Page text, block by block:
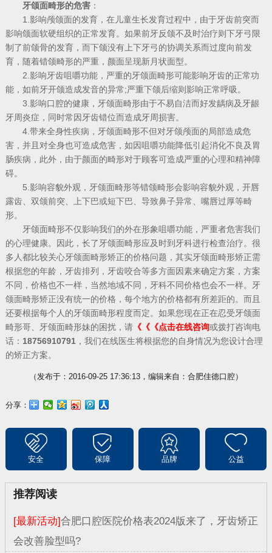
牙颌面畸形的危害：
1.影响颅颌面的发育，在儿童生长发育过程中，由于牙齿前突而
影响颌面软硬组织的正常发育。如果前牙反颌不及时治疗则下牙弓限
制了前颌骨的发育，而下颌没有上下牙弓的协调关系而过度向前发
育，随着错颌畸形的严重，颜面呈现新月状面型。
2.影响牙齿咀嚼功能，严重的牙颌面畸形可能影响牙齿的正常功
能，如前牙开颌造成发音的异常;严重下颌后缩则影响正常呼吸。
3.影响口腔的健康，牙颌面畸形由于不易自洁而好发龋病及牙龈
牙周炎症，同时常因牙齿错位而造成牙周损害。
4.带来全身性疾病，牙颌面畸形不但对牙颌颅面的局部造成危
害，并且对全身也可造成危害，如因咀嚼功能降低引起消化不良及胃
肠疾病，此外，由于颜面的畸形对于顾客可造成严重的心理和精神障
碍。
5.影响容貌外观，牙颌面畸形等错颌畸形会影响容貌外观，开唇
露齿、双颌前突、上下巴或短下巴、导致鼻子异常、嘴唇过厚等畸
形。
牙颌面畸形不仅影响我们的外在形象咀嚼功能，严重者危害我们
的心理健康。因此，长了牙颌面畸形应及时到牙科进行检查治疗。很
多人都比较关心牙颌面畸形矫正的价格问题，其实牙颌面畸形矫正需
根据您的年龄，牙齿排列，牙齿咬合等多方面因素来确定方案，方案
不同，价格也不一样，当然地域不同，牙科不同价格也会不一样。牙
颌面畸形矫正没有统一的价格，每个地方的价格都有所差距的。而且
还要根据每个人的牙颌面畸形程度而定。如果您现在正在忍受牙颌面
畸形哥、牙颌面畸形妹的困扰，请《《《点击在线咨询或拨打咨询电
话： 18756910791 ，我们在线医生将根据您的自身情况为您设计合理
的矫正方案。
（发布于：2016-09-25 17:36:13，编辑来自：合肥佳德口腔）
分享：
安全 保障 品牌 公益
推荐阅读
[最新活动]合肥口腔医院价格表2024版来了，牙齿矫正
会改善脸型吗?